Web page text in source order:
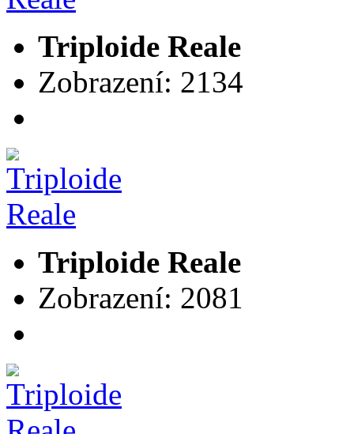
Triploide Reale
Zobrazení: 2134
Triploide Reale
Zobrazení: 2081